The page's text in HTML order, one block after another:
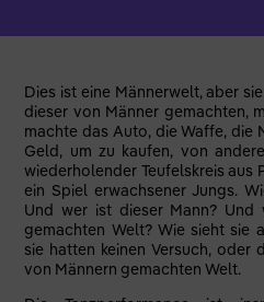
Dies ist eine Männerwelt, aber
dieser von Männer gemachten,
machte das Auto, die Waffe, die
Geld, um zu kaufen, von
wiederholender Teufelskreis aus
ein Spiel erwachsener Jungs.
Und wer ist dieser Mann?
gemachten Welt? Wie sieht sie
sie hatten keinen Versuch, oder
von Männern gemachten Welt.